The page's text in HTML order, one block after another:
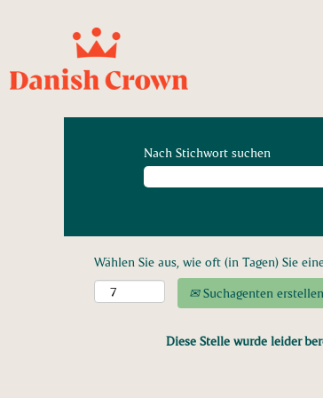
Nach Stichwort suchen
Wählen Sie aus, wie oft (in Tagen) Sie
Suchagenten erstellen
Diese Stelle wurde leider